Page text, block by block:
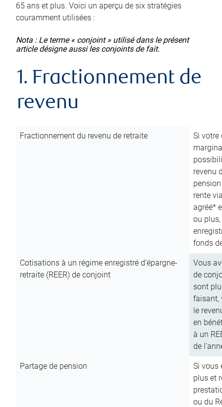
65 ans et plus. Voici un aperçu de six stratégies
couramment utilisées :
Nota : Le terme « conjoint » utilisé dans le présent
article désigne aussi les conjoints de fait.
1. Fractionnement de
revenu
Fractionnement du revenu de retraite
Si votre
revenu
rente
agréé*
ou
fonds
Cotisations à un régime enregistré d’épargne-
retraite (REER) de conjoint
Vous
de
sont
faisant,
le
en
à un
de
Partage de pension
Si vous
plus et
ou du